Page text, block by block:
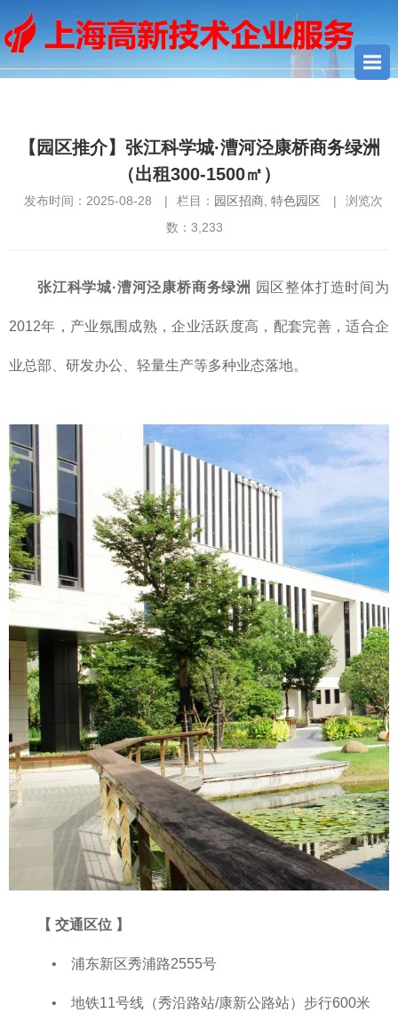
【园区推介】张江科学城·漕河泾康桥商务绿洲
（出租300-1500㎡）
发布时间：2025-08-28 | 栏目： 园区招商, 特色园区 |
浏览次
数： 3,233
张江科学城·漕河泾康桥商务绿洲 园区整体打造时间为
2012年，产业氛围成熟，企业活跃度高，配套完善，适合企
业总部、研发办公、轻量生产等多种业态落地。
【 交通区位 】
• 浦东新区秀浦路2555号
• 地铁11号线（秀沿路站/康新公路站）步行600米